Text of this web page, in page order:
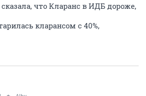
что Кларанс в ИДБ дороже,
кларансом с 40%,